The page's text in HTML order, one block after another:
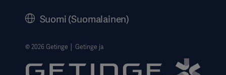
Website Privacy Policy
Website use disclaimer
Suomi (Suomalainen)
© 2026 Getinge │ Getinge ja